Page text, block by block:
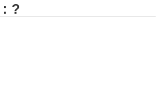
: ?